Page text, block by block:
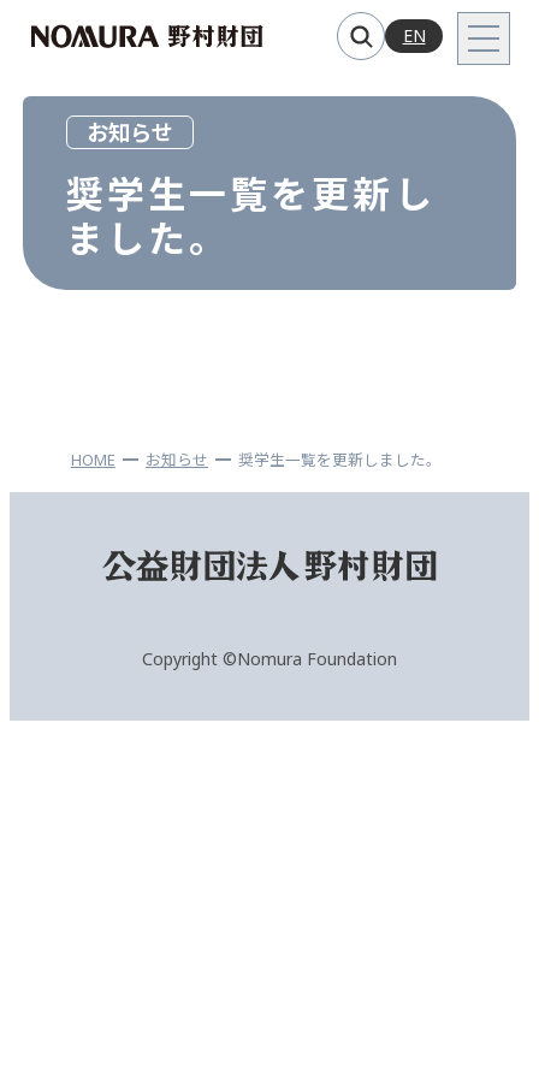
EN
お知らせ
奨学生一覧を更新し
ました。
HOME お知らせ 奨学生一覧を更新しました。
Copyright ©Nomura Foundation